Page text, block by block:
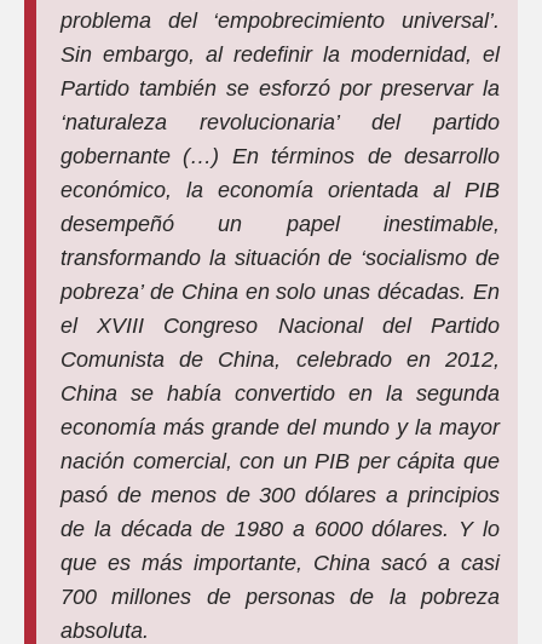
problema del ‘empobrecimiento universal’.
Sin embargo, al redefinir la modernidad, el
Partido también se esforzó por preservar la
‘naturaleza revolucionaria’ del partido
gobernante (…) En términos de desarrollo
económico, la economía orientada al PIB
desempeñó un papel inestimable,
transformando la situación de ‘socialismo de
pobreza’ de China en solo unas décadas. En
el XVIII Congreso Nacional del Partido
Comunista de China, celebrado en 2012,
China se había convertido en la segunda
economía más grande del mundo y la mayor
nación comercial, con un PIB per cápita que
pasó de menos de 300 dólares a principios
de la década de 1980 a 6000 dólares. Y lo
que es más importante, China sacó a casi
700 millones de personas de la pobreza
absoluta.